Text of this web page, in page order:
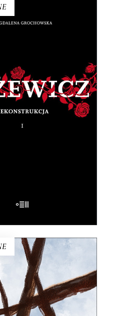
DO KOSZYKA
REKONSTRUKCJA
(tom 1)
jesteś?”, Tadeusz
przed laty: „Kto
czyta, ten wie”.